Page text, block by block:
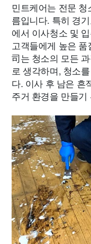
민트케어는 전문
름입니다. 특히 경
에서 이사청소 및
고객들에게 높은
司는 청소의 모든
로 생각하며, 청소
다. 이사 후 남은 흔
주거 환경을 만들